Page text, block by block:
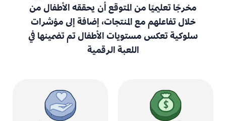
مخرجًا تعليميًا من المتوقع أن يحققه الأطفال من
خلال تفاعلهم مع المنتجات، إضافة إلى مؤشرات
سلوكية تعكس مستويات الأطفال تم تضمينها في
اللعبة الرقمية